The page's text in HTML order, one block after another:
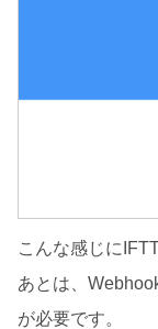
こんな感じに
あとは、
が必要です。